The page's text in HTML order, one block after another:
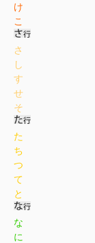
け
こ
さ
し
す
せ
そ
た
ち
つ
て
と
な
に